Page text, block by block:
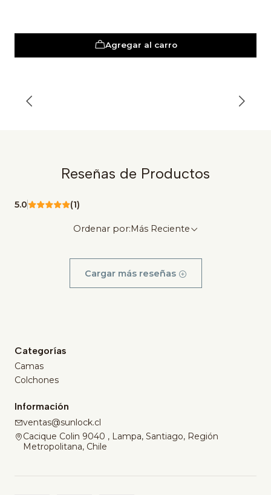
Agregar al carro
Reseñas de Productos
5.0 (1)
Ordenar por:Más Reciente
Cargar más reseñas
Categorías
Camas
Colchones
Información
ventas@sunlock.cl
Cacique Colin 9040 , Lampa, Santiago, Región
Metropolitana, Chile